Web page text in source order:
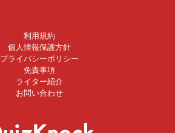
利用規約
個人情報保護方針
プライバシーポリシー
免責事項
ライター紹介
お問い合わせ